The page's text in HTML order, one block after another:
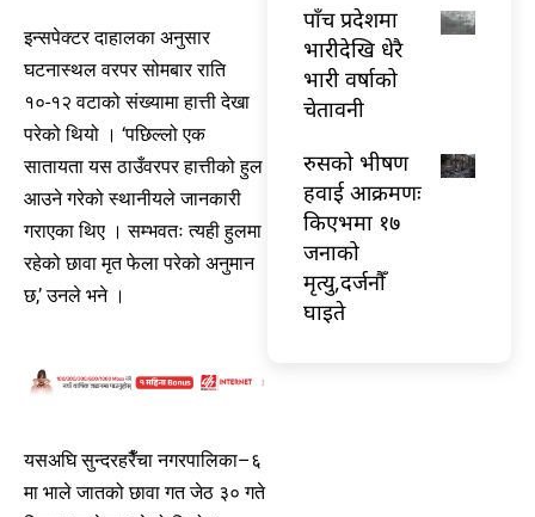
इन्सपेक्टर दाहालका अनुसार
घटनास्थल वरपर सोमबार राति
१०-१२ वटाको संख्यामा हात्ती देखा
परेको थियो । ‘पछिल्लो एक
सातायता यस ठाउँवरपर हात्तीको हुल
आउने गरेको स्थानीयले जानकारी
गराएका थिए । सम्भवतः त्यही हुलमा
रहेको छावा मृत फेला परेको अनुमान
छ,’ उनले भने ।
यसअघि सुन्दरहरैँचा नगरपालिका–६
मा भाले जातको छावा गत जेठ ३० गते
पाँच प्रदेशमा
भारीदेखि धेरै
भारी वर्षाको
चेतावनी
रुसको भीषण
हवाई आक्रमणः
किएभमा १७
जनाको
मृत्यु,दर्जनौँ
घाइते